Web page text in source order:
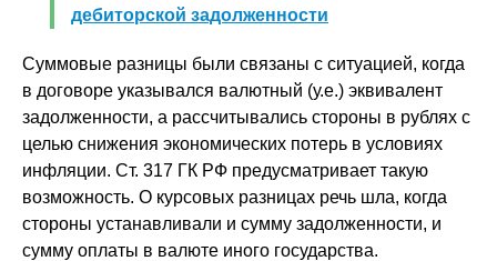
дебиторской задолженности
Суммовые разницы были связаны с ситуацией, когда
в договоре указывался валютный (у.е.) эквивалент
задолженности, а рассчитывались стороны в рублях с
целью снижения экономических потерь в условиях
инфляции. Ст. 317 ГК РФ предусматривает такую
возможность. О курсовых разницах речь шла, когда
стороны устанавливали и сумму задолженности, и
сумму оплаты в валюте иного государства.